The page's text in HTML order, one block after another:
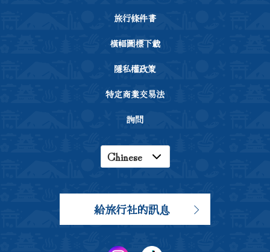
旅行條件書
橫幅圖標下載
隱私權政策
特定商業交易法
詢問
Korean
Chinese
給旅行社的訊息